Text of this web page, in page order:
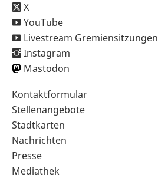
X
YouTube
Livestream Gremiensitzungen
Instagram
Mastodon
Sekundärnavigation
im
Fußbereich
Kontaktformular
Stellenangebote
Stadtkarten
Nachrichten
Presse
Mediathek